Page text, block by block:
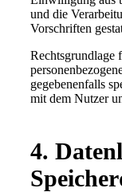
und die
Vorschriften
Rechtsgrundlage
gegebenenfalls
mit dem Nutzer
4.